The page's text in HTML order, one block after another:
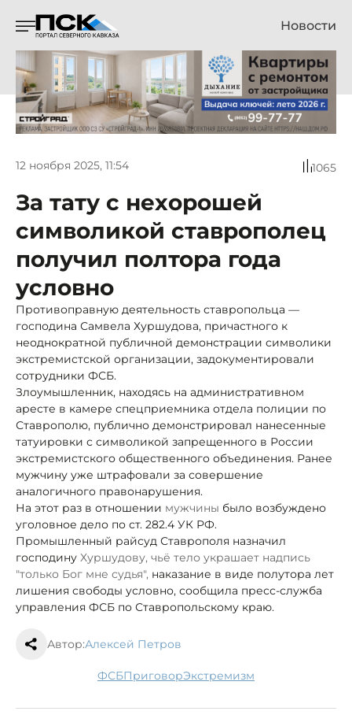
Новости
12 ноября 2025, 11:54 1065
За тату с нехорошей
символикой ставрополец
получил полтора года
условно
Противоправную деятельность ставропольца —
господина Самвела Хуршудова, причастного к
неоднократной публичной демонстрации символики
экстремистской организации, задокументировали
сотрудники ФСБ.
Злоумышленник, находясь на административном
аресте в камере спецприемника отдела полиции по
Ставрополю, публично демонстрировал нанесенные
татуировки с символикой запрещенного в России
экстремистского общественного объединения. Ранее
мужчину уже штрафовали за совершение
аналогичного правонарушения.
На этот раз в отношении мужчины было возбуждено
уголовное дело по ст. 282.4 УК РФ.
Промышленный райсуд Ставрополя назначил
господину Хуршудову, чьё тело украшает надпись
"только Бог мне судья", наказание в виде полутора лет
лишения свободы условно, сообщила пресс-служба
управления ФСБ по Ставропольскому краю.
Автор:Алексей Петров
ФСБ приговор экстремизм